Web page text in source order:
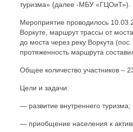
туризма» (далее -МБУ «ГЦОиТ»).
Мероприятие проводилось
Воркуте, маршрут трассы от
до моста через реку Воркута
протяженность маршрута
Общее количество участников –
Цели и задачи:
— развитие внутреннего туризма;
— приобщение населения к